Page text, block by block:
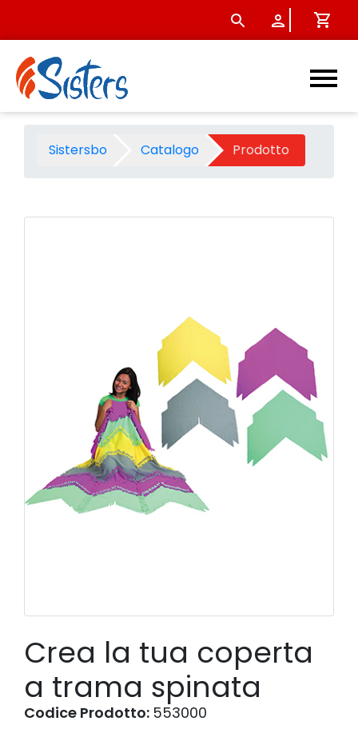
Crea la tua coperta a
Sistersbo Catalogo Prodotto
Crea la tua coperta
a trama spinata
Codice Prodotto: 553000